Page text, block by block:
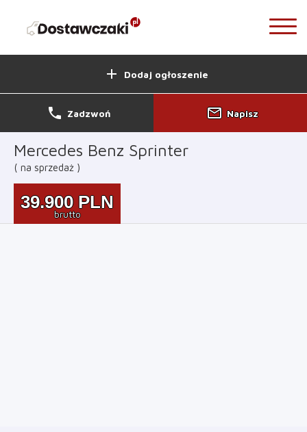
add Dodaj ogłoszenie
Mercedes Benz Sprinter
na sprzedaż
39.900 PLN
brutto
phone Zadzwoń mail_outline Napisz